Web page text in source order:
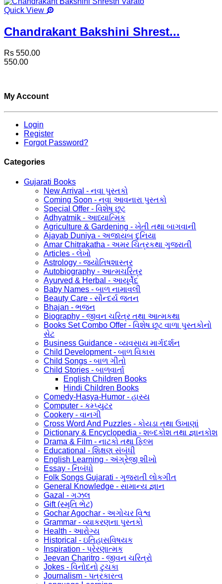
Quick View
Chandrakant Bakshini Shrest...
Rs 550.00
550.00
My Account
Login
Register
Forgot Password?
Categories
Gujarati Books
New Arrival - નવા પુસ્તકો
Coming Soon - નવા આવનારા પુસ્તકો
Special Offer - વિશેષ છૂટ
Adhyatmik - આધ્યાત્મિક
Agriculture & Gardening - ખેતી તથા બાગવાની
Ajayab Duniya - અજાયબ દુનિયા
Amar Chitrakatha - અમર ચિત્રકથા ગુજરાતી
Articles - લેખો
Astrology - જ્યોતિષશાસ્ત્ર
Autobiography - આત્મચરિત્ર
Ayurved & Herbal - આયૂર્વેદ
Baby Names - બાળ નામાવલી
Beauty Care - સૌન્દર્ય જતન
Bhajan - ભજન
Biography - જીવન ચરિત્ર તથા આત્મકથા
Books Set Combo Offer - વિશેષ છૂટ વાળા પુસ્તકોનો
સેટ
Business Guidance - વ્યવસાય માર્ગદર્શન
Child Development - બાળ વિકાસ
Child Songs - બાળ ગીતો
Child Stories - બાળવાર્તા
English Children Books
Hindi Children Books
Comedy-Hasya-Humor - હાસ્ય
Computer - કમ્પ્યુટર
Cookery - વાનગી
Cross Word And Puzzles - કોયડા તથા ઉખાણાં
Dictionary & Encyclopedia - શબ્દકોશ તથા જ્ઞાનકોશ
Drama & Film - નાટકો તથા ફિલ્મ
Educational - શિક્ષણ સંબંધી
English Learning - અંગ્રેજી શીખો
Essay - નિબંધો
Folk Songs Gujarati - ગુજરાતી લોકગીત
General Knowledge - સામાન્ય જ્ઞાન
Gazal - ગઝલ
Gift (સ્મૃતિ ભેટ)
Gochar Agochar - અગોચર વિશ્વ
Grammar - વ્યાકરણના પુસ્તકો
Health - આરોગ્ય
Historical - ઇતિહાસવિષયક
Inspiration - પ્રેરણાત્મક
Jeevan Charitro - જીવન ચરિત્રો
Jokes - વિનોદનો ટુચકા
Journalism - પત્રકારત્વ